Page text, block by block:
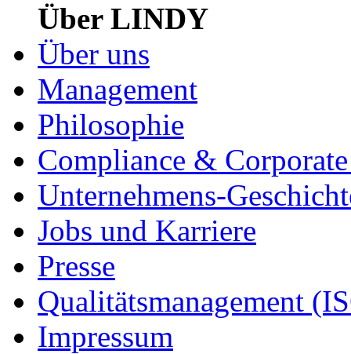
Über LINDY
Über uns
Management
Philosophie
Compliance &
Unternehmens-
Jobs und Karriere
Presse
Qualitätsmanagement
Impressum